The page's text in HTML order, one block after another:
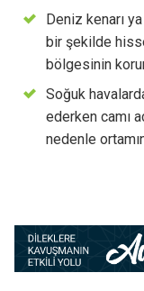
Deniz kenarı
bir şekilde
bölgesinin
Soğuk
ederken camı
nedenle